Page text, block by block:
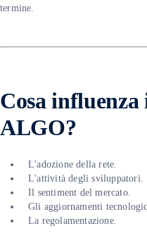
termine.
Cosa
ALGO?
L'adozione della rete.
L'attività degli sviluppatori.
Il sentiment del mercato.
Gli aggiornamenti
La regolamentazione.